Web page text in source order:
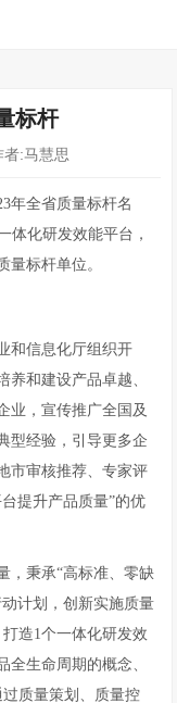
标杆
者:马慧思
年全省质量标杆名
体化研发效能平台，
量标杆单位。
和信息化厅组织开
养和建设产品卓越、
业，宣传推广全国及
型经验，引导更多企
市审核推荐、专家评
提升产品质量”的优
，秉承“高标准、零缺
计划，创新实施质量
造1个一体化研发效
全生命周期的概念、
质量策划、质量控